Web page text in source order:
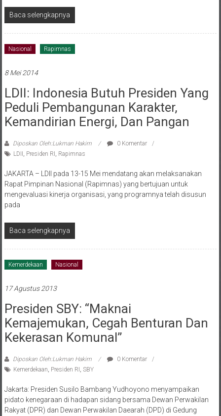
Baca selengkapnya
Nasional Rapimnas
8 Mei 2014
LDII: Indonesia Butuh Presiden Yang
Peduli Pembangunan Karakter,
Kemandirian Energi, Dan Pangan
Diposkan Oleh:Lukman Hakim
0 Komentar
LDII , Presiden RI , Rapimnas
JAKARTA – LDII pada 13-15 Mei mendatang akan melaksanakan
Rapat Pimpinan Nasional (Rapimnas) yang bertujuan untuk
mengevaluasi kinerja organisasi, yang programnya telah disusun
pada
Baca selengkapnya
Kemerdekaan Nasional
17 Agustus 2013
Presiden SBY: “Maknai
Kemajemukan, Cegah Benturan Dan
Kekerasan Komunal”
Diposkan Oleh:Lukman Hakim
0 Komentar
Kemerdekaan, Presiden RI , SBY
Jakarta: Presiden Susilo Bambang Yudhoyono menyampaikan
pidato kenegaraan di hadapan sidang bersama Dewan Perwakilan
Rakyat (DPR) dan Dewan Perwakilan Daearah (DPD) di Gedung